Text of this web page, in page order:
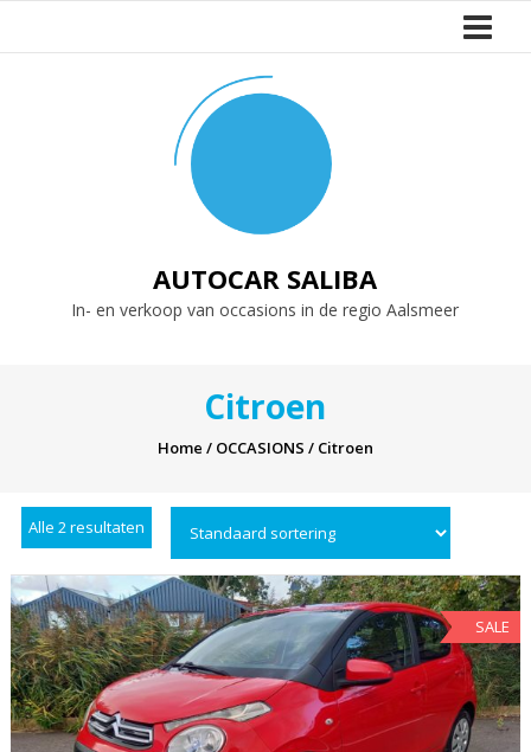
AUTOCAR SALIBA
In- en verkoop van occasions in de regio Aalsmeer
Citroen
Home / OCCASIONS / Citroen
Alle 2 resultaten
SALE